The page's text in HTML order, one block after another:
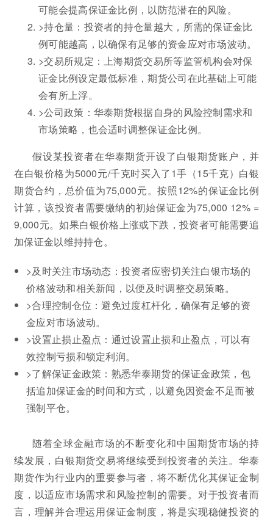
可能会提高保证金比例，以防范潜在的风险。
>持仓量：投资者的持仓量越大，所需的保证金比
例可能越高，以确保有足够的资金应对市场波动。
>交易所规定：上海期货交易所等监管机构会对保
证金比例设定最低标准，期货公司在此基础上可能
会有所上浮。
>公司政策：华泰期货根据自身的风险控制需求和
市场策略，也会适时调整保证金比例。
假设某投资者在华泰期货开设了白银期货账户，并
在白银价格为5000元/千克时买入了1手（15千克）白银
期货合约，总价值为75,000元。按照12%的保证金比例
计算，该投资者需要缴纳的初始保证金为75,000 12% =
9,000元。如果白银价格上涨或下跌，投资者可能需要追
加保证金以维持持仓。
>及时关注市场动态：投资者应密切关注白银市场的
价格波动和相关新闻，以便及时调整交易策略。
>合理控制仓位：避免过度杠杆化，确保有足够的资
金应对市场波动。
>设置止损止盈点：通过设置止损和止盈点，可以有
效控制亏损和锁定利润。
>了解保证金政策：熟悉华泰期货的保证金政策，包
括追加保证金的时间和方式，以避免因资金不足而被
强制平仓。
随着全球金融市场的不断变化和中国期货市场的持
续发展，白银期货交易将继续受到投资者的关注。华泰
期货作为行业内的重要参与者，将不断优化其保证金制
度，以适应市场需求和风险控制的需要。对于投资者而
言，理解并合理运用保证金制度，将是实现稳健投资的